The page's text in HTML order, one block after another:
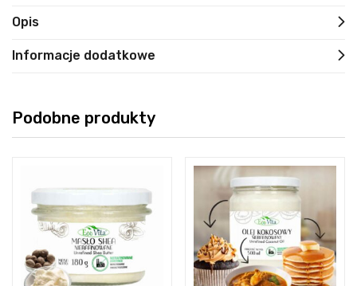
Opis
Informacje dodatkowe
Podobne produkty